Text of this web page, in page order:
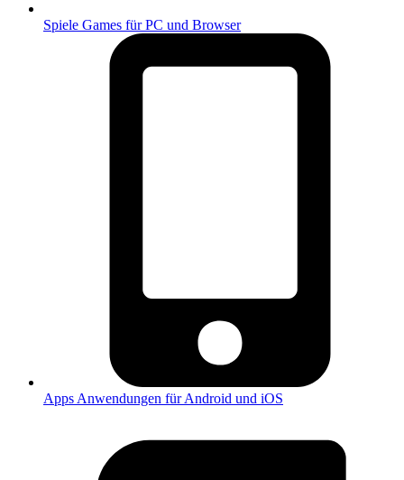
Spiele Games für PC und Browser
Apps Anwendungen für Android und iOS